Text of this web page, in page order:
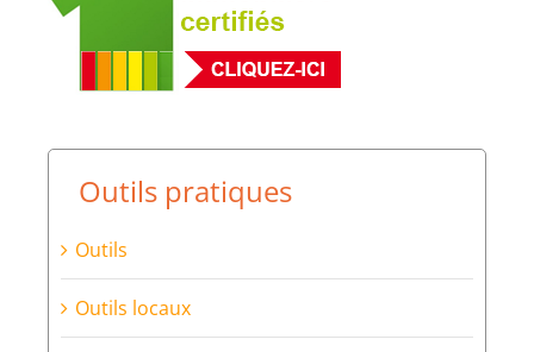
Outils pratiques
Outils
Outils locaux